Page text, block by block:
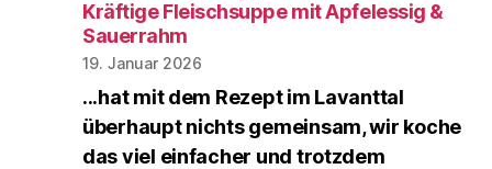
Kräftige Fleischsuppe mit Apfelessig &
Sauerrahm
19. Januar 2026
...hat mit dem Rezept im Lavanttal
überhaupt nichts gemeinsam, wir koche
das viel einfacher und trotzdem